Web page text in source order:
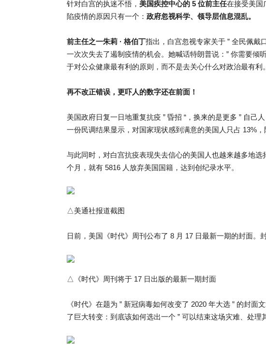
针对白宫的执迷不悟， 美国疾控中心的 5 位前主任在接受美国
陷疫情的原因只有一个： 政府忽视科学、领导层信息混乱。
前主任之一朱莉 · 格伯丁指出，白宫忽视专家关于 ” 全民佩戴
一次次失去了遏制疫情的机会。她喊话特朗普说：” 你需要倾
于对公众健康最有利的原则，而不是去关心什么对政治最有利
再不改正错误，更吓人的数字还在前面！
美国政府日复一日地重复抗疫 ” 昏招 “，换来的是更多 ” 自己
一份民调结果显示，对国家现状感到满意的美国人只占 13%，
与此同时，对白宫抗疫表现失去信心的美国人也越来越多地选
个月，就有 5816 人放弃美国国籍，达到创纪录水平。
△美通社报道截图
日前，美国《时代》周刊公布了 8 月 17 日最新一期的封面。
△《时代》周刊将于 17 日出版的最新一期封面
《时代》在题为 ” 新冠病毒如何改变了 2020 年大选 ” 的封
了巨大转变：到底该如何选出一个 ” 可以结束这场灾难、处理